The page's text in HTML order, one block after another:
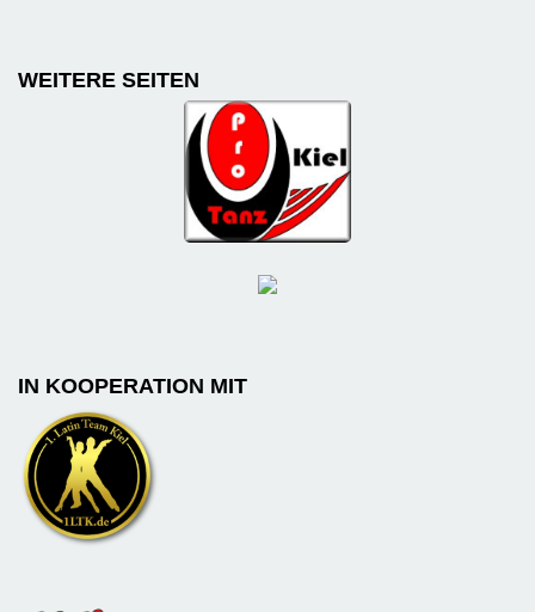
WEITERE SEITEN
IN KOOPERATION MIT